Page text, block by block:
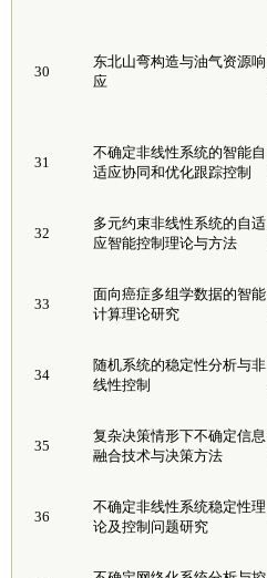
30
东北山弯构造与油气资源响
应
31
不确定非线性系统的智能自
适应协同和优化跟踪控制
32
多元约束非线性系统的自适
应智能控制理论与方法
33
面向癌症多组学数据的智能
计算理论研究
34
随机系统的稳定性分析与非
线性控制
35
复杂决策情形下不确定信息
融合技术与决策方法
36
不确定非线性系统稳定性理
论及控制问题研究